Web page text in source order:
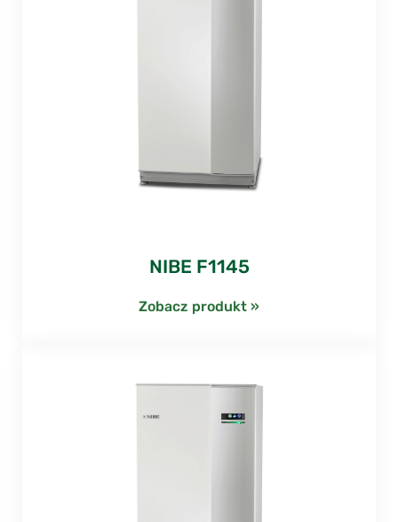
NIBE F1145
Zobacz produkt »